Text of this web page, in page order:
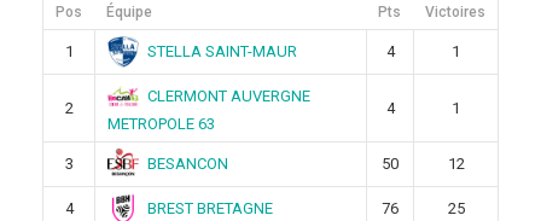
Pos Équipe Pts Victoires
1 STELLA SAINT-MAUR 4 1
2
CLERMONT AUVERGNE
METROPOLE 63
4 1
3 BESANCON 50 12
4 BREST BRETAGNE 76 25